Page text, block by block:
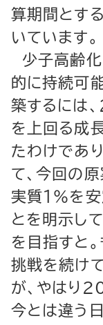
算期間とす
いています。
少子高齢化
的に持続可
築するには
を上回る成
たわけであ
て、今回の
実質１％を
とを明示し
を目指すと
挑戦を続け
が、やはり
今とは違う